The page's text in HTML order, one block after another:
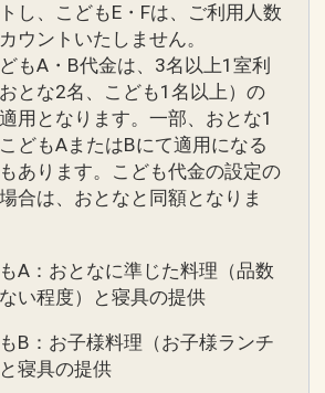
し、こどもE・Fは、ご利用人数
ウントいたしません。
どもA・B代金は、3名以上1室利
とな2名、こども1名以上）の
用となります。一部、おとな1
どもAまたはBにて適用になる
あります。こども代金の設定の
合は、おとなと同額となりま
A：おとなに準じた料理（品数
い程度）と寝具の提供
B：お子様料理（お子様ランチ
寝具の提供